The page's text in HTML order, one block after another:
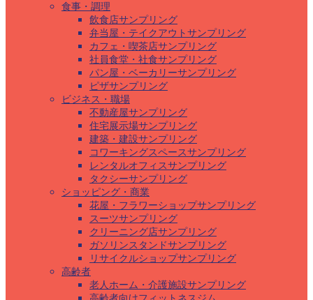
食事・調理
飲食店サンプリング
弁当屋・テイクアウトサンプリング
カフェ・喫茶店サンプリング
社員食堂・社食サンプリング
パン屋・ベーカリーサンプリング
ピザサンプリング
ビジネス・職場
不動産屋サンプリング
住宅展示場サンプリング
建築・建設サンプリング
コワーキングスペースサンプリング
レンタルオフィスサンプリング
タクシーサンプリング
ショッピング・商業
花屋・フラワーショップサンプリング
スーツサンプリング
クリーニング店サンプリング
ガソリンスタンドサンプリング
リサイクルショップサンプリング
高齢者
老人ホーム・介護施設サンプリング